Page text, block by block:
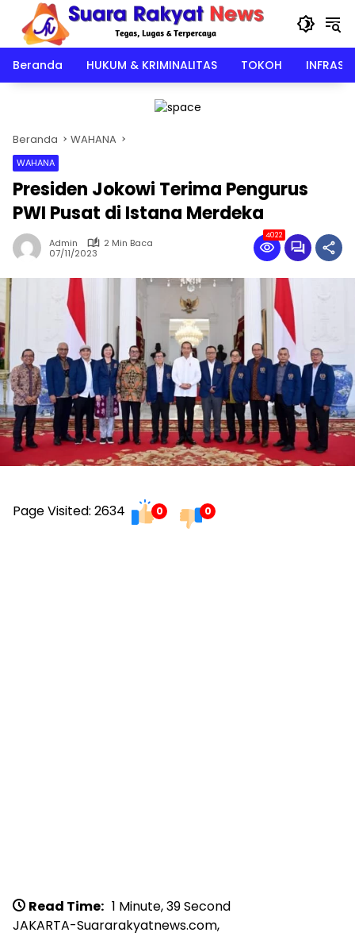
Langsung
konten
Beranda
HUKUM & KRIMINALITAS TOKOH
Beranda WAHANA
WAHANA
Presiden Jokowi Terima Pengurus
PWI Pusat di Istana Merdeka
Admin
2 Min Baca
07/11/2023
4022
Page Visited: 2634 0 0
Read Time: 1 Minute, 39 Second
JAKARTA-Suararakyatnews.com,